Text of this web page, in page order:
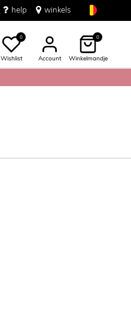
help winkels
0
Wishlist Account
0
Winkelmandje